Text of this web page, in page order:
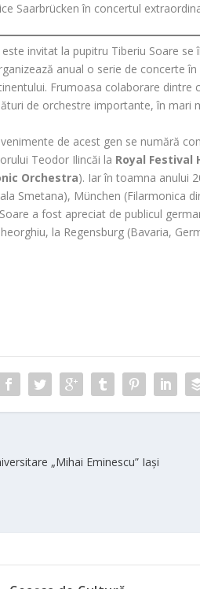
Saarbrücken în concertul
invitat la pupitru Tiberiu Soare
anual o serie de concerte
Frumoasa colaborare
de orchestre importante, în mari
de acest gen se numără
Teodor Ilincăi la Royal Festival
Orchestra). Iar în toamna anului
Smetana), München (Filarmonica
a fost apreciat de publicul
la Regensburg (Bavaria,
„Mihai Eminescu” Iaşi